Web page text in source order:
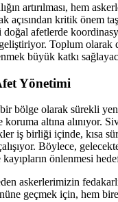
artırılması, hem
açısından kritik önem
doğal afetlerde
Toplum olarak
büyük katkı
Yönetimi
bölge olarak sürekli
altına alınıyor.
iş birliği içinde, kısa
Böylece,
kayıpların önlenmesi
askerlerimizin
geçmek için, hem